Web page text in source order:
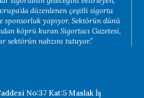
düzenlenen çeşitli sigorta
sponsorluk yapıyor. Sektörün dünü
köprü kuran Sigortacı Gazetesi,
sektörün nabzını tutuyor.”
No:37 Kat:5 Maslak İş